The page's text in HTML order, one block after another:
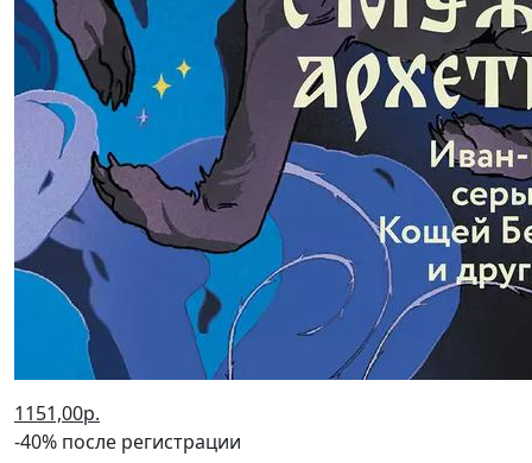
1151,00р.
-40% после регистрации